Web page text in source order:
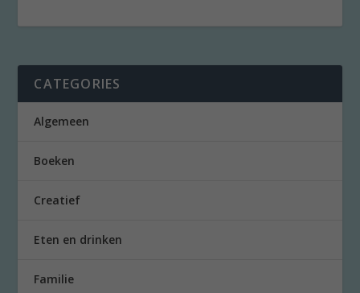
CATEGORIES
Algemeen
Boeken
Creatief
Eten en drinken
Familie